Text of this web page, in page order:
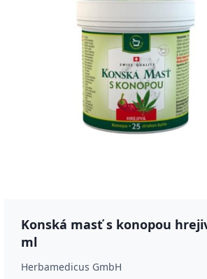
Konská masť s konopou
ml
Herbamedicus GmbH